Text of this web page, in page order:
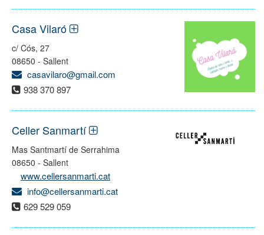
Casa Vilaró
c/ Cós, 27
08650 - Sallent
casavilaro@gmail.com
938 370 897
Celler Sanmartí
Mas Santmartí de Serrahima
08650 - Sallent
www.cellersanmarti.cat
info@cellersanmarti.cat
629 529 059